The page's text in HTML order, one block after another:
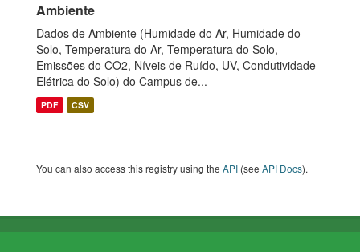
Ambiente
Dados de Ambiente (Humidade do Ar, Humidade do
Solo, Temperatura do Ar, Temperatura do Solo,
Emissões do CO2, Níveis de Ruído, UV, Condutividade
Elétrica do Solo) do Campus de...
PDF CSV
You can also access this registry using the API (see API Docs).